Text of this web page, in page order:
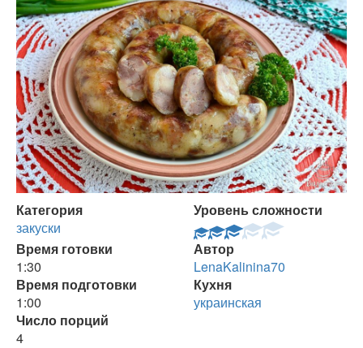
Категория
закуски
Уровень сложности
Время готовки
1:30
Автор
LenaKalinina70
Время подготовки
1:00
Кухня
украинская
Число порций
4